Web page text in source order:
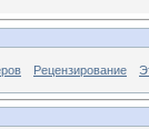
Рецензирование